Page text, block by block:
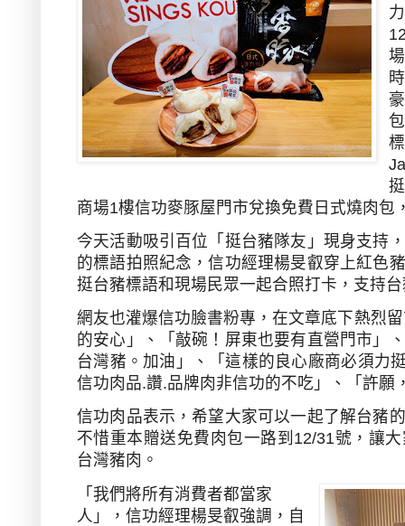
場
商場1樓信功麥豚屋門市兌換免費日式燒肉包
今天活動吸引百位「挺台豬隊友」現身支持
的標語拍照紀念，信功經理楊旻叡穿上紅色
挺台豬標語和現場民眾一起合照打卡，支持
網友也灌爆信功臉書粉專，在文章底下熱烈
的安心」、「敲碗！屏東也要有直營門市」
台灣豬。加油」、「這樣的良心廠商必須力
信功肉品.讚.品牌肉非信功的不吃」、「許願
信功肉品表示，希望大家可以一起了解台豬
不惜重本贈送免費肉包一路到 12/31號，讓
台灣豬肉。
「我們將所有消費者都當家
人」，信功經理楊旻叡強調，自